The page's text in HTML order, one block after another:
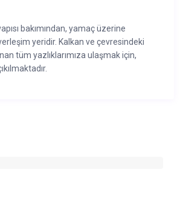
bakımından, yamaç üzerine
yeridir. Kalkan ve çevresindeki
tüm yazlıklarımıza ulaşmak için,